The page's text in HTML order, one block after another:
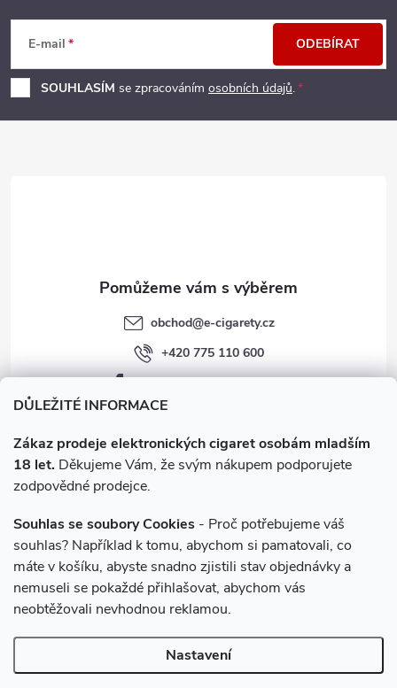
DŮLEŽITÉ INFORMACE
Zákaz prodeje elektronických cigaret osobám mladším
18 let. Děkujeme Vám, že svým nákupem podporujete
zodpovědné prodejce.
Souhlas se soubory Cookies - Proč potřebujeme váš
souhlas? Například k tomu, abychom si pamatovali, co
máte v košíku, abyste snadno zjistili stav objednávky a
nemuseli se pokaždé přihlašovat, abychom vás
neobtěžovali nevhodnou reklamou.
Nastavení
p
a
E-mail
SOUHLASÍM se zpracováním osobních údajů.
ODEBÍRAT
obchod@e-cigarety.cz
+420 775 110 600
facebook.com/e-cigarety.cz
Instagram
e-cigarety.cz. Všechna práva vyhrazena.
nastavení cookies